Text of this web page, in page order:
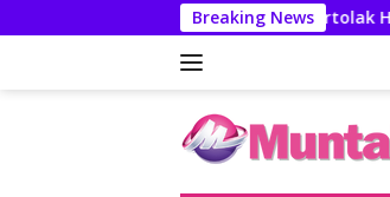
ke
Breaking News
Audrey Bianca Bertolak Hingga Vietnam